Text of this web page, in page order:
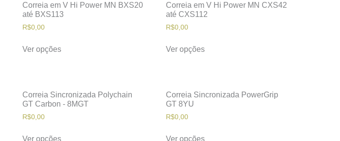
Correia em V Hi Power MN BXS20
até BXS113
R$0,00
Ver opções
Correia em V Hi Power MN CXS42
até CXS112
R$0,00
Ver opções
Correia Sincronizada Polychain
GT Carbon - 8MGT
R$0,00
Ver opções
Correia Sincronizada PowerGrip
GT 8YU
R$0,00
Ver opções